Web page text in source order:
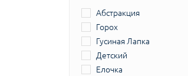
Абстракция
Горох
Гусиная Лапка
Детский
Елочка